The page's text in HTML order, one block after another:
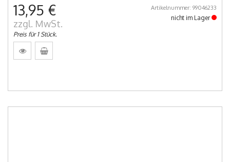
13,95 €
zzgl. MwSt.
Preis für 1 Stück.
Artikelnummer: 99046233
nicht im Lager